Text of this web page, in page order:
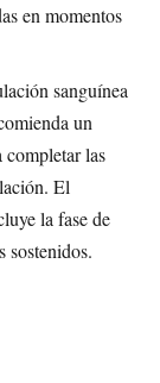
en momentos
sanguínea
un
completar las
El
la fase de
sostenidos.